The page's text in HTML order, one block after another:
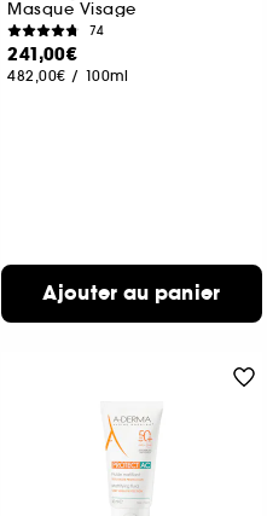
Masque Visage
74
241,00€
482,00€ / 100ml
Ajouter au panier